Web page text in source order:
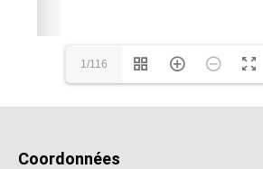
1/116
Coordonnées